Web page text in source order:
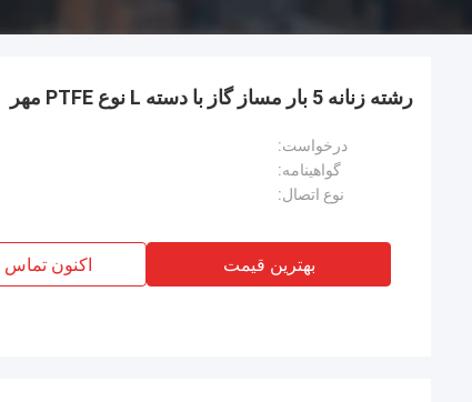
رشته زنانه 5 بار مساز گاز با دسته L نوع PTFE مهر
درخواست:
گواهینامه:
نوع اتصال:
بهترین قیمت اکنون تماس